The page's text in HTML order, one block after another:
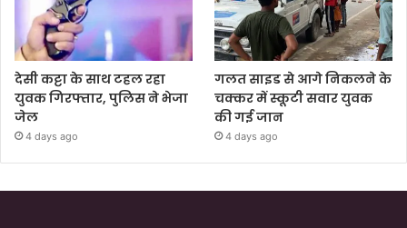
देसी कट्टा के साथ टहल रहा
युवक गिरफ्तार, पुलिस ने भेजा
जेल
4 days ago
गलत साइड से आगे निकलने के
चक्कर में स्कूटी सवार युवक
की गई जान
4 days ago